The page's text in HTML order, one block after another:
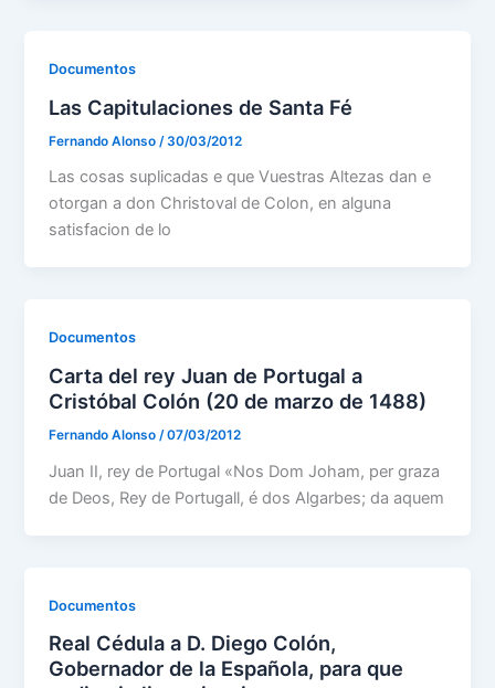
Documentos
Las Capitulaciones de Santa Fé
Fernando Alonso /30/03/2012
Las cosas suplicadas e que Vuestras Altezas dan e
otorgan a don Christoval de Colon, en alguna
satisfacion de lo
Documentos
Carta del rey Juan de Portugal a
Cristóbal Colón (20 de marzo de 1488)
Fernando Alonso/07/03/2012
Juan II, rey de Portugal «Nos Dom Joham, per graza
de Deos, Rey de Portugall, é dos Algarbes; da aquem
Documentos
Real Cédula a D. Diego Colón,
Gobernador de la Española, para que